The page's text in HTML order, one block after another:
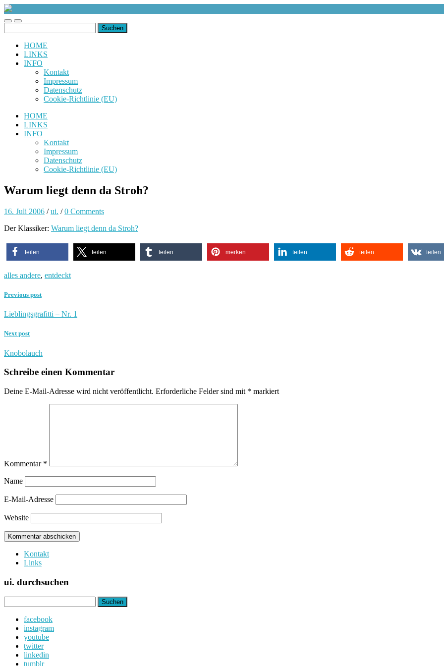
uiuiuiuiuiuiui.de
Toggle
mobile
Toggle
search
nach:
HOME
LINKS
INFO
Kontakt
Impressum
Datenschutz
Cookie-Richtlinie (EU)
HOME
LINKS
INFO
Kontakt
Impressum
Datenschutz
Cookie-Richtlinie (EU)
Warum liegt denn da Stroh?
16. Juli 2006 /ui. /0 Comments
Der Klassiker: Warum liegt denn da Stroh?
teilen teilen teilen merken teilen teilen teilen
alles andere, entdeckt
Previous post
Lieblingsgrafitti – Nr. 1
Next post
Knobolauch
Schreibe einen Kommentar
Deine E-Mail-Adresse wird nicht veröffentlicht. Erforderliche Felder sind mit * markiert
Kommentar *
Name
E-Mail-Adresse
Website
Kontakt
Links
ui. durchsuchen
nach:
facebook
instagram
youtube
twitter
linkedin
tumblr